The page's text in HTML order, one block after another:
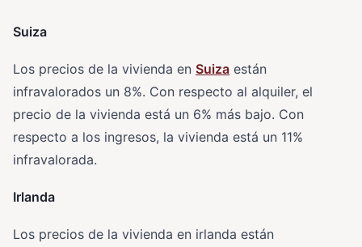
Suiza
Los precios de la vivienda en Suiza están
infravalorados un 8%. Con respecto al alquiler, el
precio de la vivienda está un 6% más bajo. Con
respecto a los ingresos, la vivienda está un 11%
infravalorada.
Irlanda
Los precios de la vivienda en irlanda están